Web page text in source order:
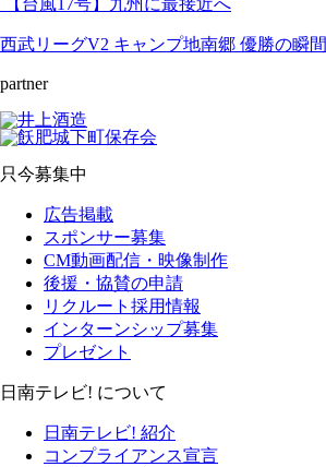
西武リーグV2 キャンプ地南郷 優勝の瞬間
partner
只今募集中
広告掲載
スポンサー募集
CM動画配信・映像制作
後援・協賛の申請
リクルート採用情報
インターンシップ募集
プレゼント
日南テレビ! について
日南テレビ! 紹介
コンプライアンス宣言